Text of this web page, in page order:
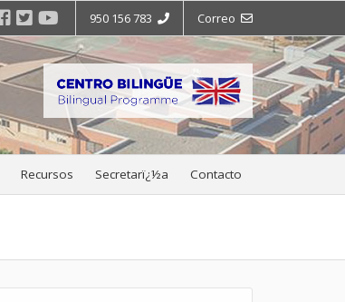
Correo
950 156 783
Recursos Secretarï¿½a Contacto